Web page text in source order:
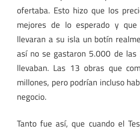
ofertaba. Esto hizo que los
mejores de lo esperado y
llevaran a su isla un botín
así no se gastaron 5.000 de
llevaban. Las 13 obras que
millones, pero podrían incluso
negocio.
Tanto fue así, que cuando el